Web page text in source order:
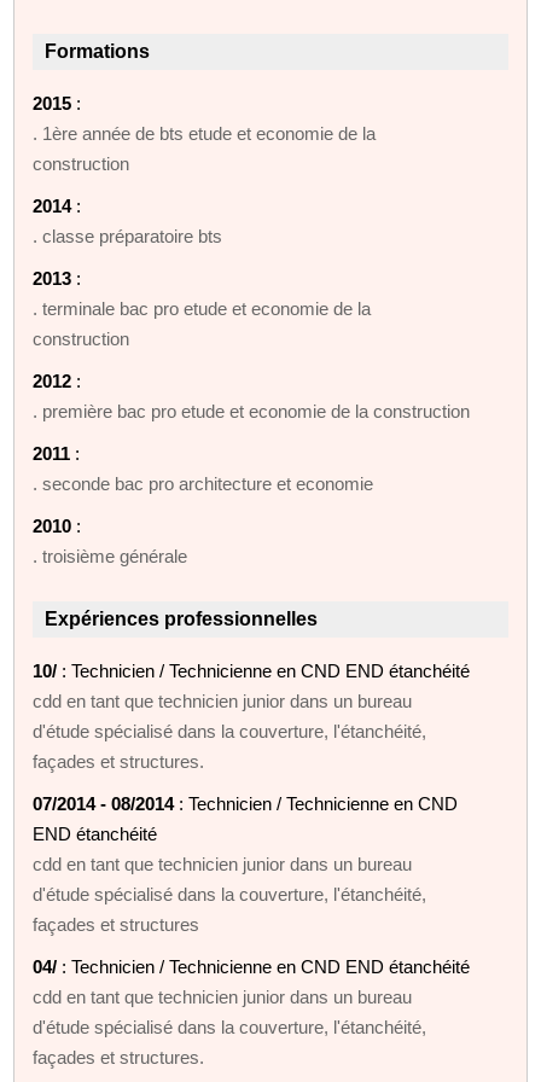
Formations
2015 :
. 1ère année de bts etude et economie de la
construction
2014:
. classe préparatoire bts
2013 :
. terminale bac pro etude et economie de la
construction
2012 :
. première bac pro etude et economie de la construction
2011 :
. seconde bac pro architecture et economie
2010 :
. troisième générale
Expériences professionnelles
10/ : Technicien / Technicienne en CND END étanchéité
cdd en tant que technicien junior dans un bureau
d'étude spécialisé dans la couverture, l'étanchéité,
façades et structures.
07/2014 - 08/2014: Technicien / Technicienne en CND
END étanchéité
cdd en tant que technicien junior dans un bureau
d'étude spécialisé dans la couverture, l'étanchéité,
façades et structures
04/ : Technicien / Technicienne en CND END étanchéité
cdd en tant que technicien junior dans un bureau
d'étude spécialisé dans la couverture, l'étanchéité,
façades et structures.